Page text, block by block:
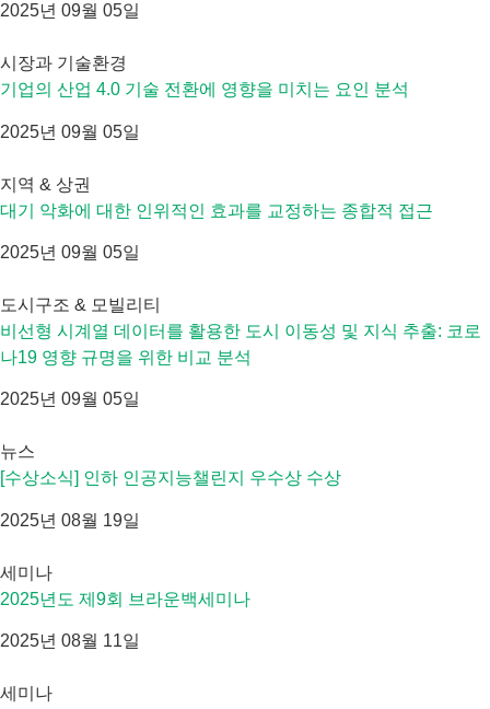
2025년 09월 05일
시장과 기술환경
기업의 산업 4.0 기술 전환에 영향을 미치는 요인 분석
2025년 09월 05일
지역 & 상권
대기 악화에 대한 인위적인 효과를 교정하는 종합적 접근
2025년 09월 05일
도시구조 & 모빌리티
비선형 시계열 데이터를 활용한 도시 이동성 및 지식 추출: 코로
나19 영향 규명을 위한 비교 분석
2025년 09월 05일
뉴스
[수상소식] 인하 인공지능챌린지 우수상 수상
2025년 08월 19일
세미나
2025년도 제9회 브라운백세미나
2025년 08월 11일
세미나